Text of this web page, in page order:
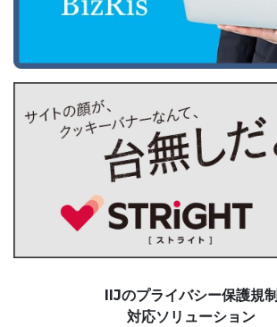
IIJのプライバシー保護規制
対応ソリューション